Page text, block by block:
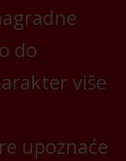
do
više
upoznaće